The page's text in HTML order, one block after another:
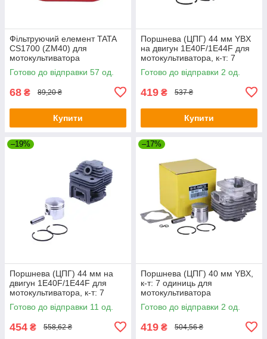
Фільтруючий елемент TATA
CS1700 (ZM40) для
мотокультиватора
Готово до відправки 57 од.
68 ₴ 89,20 ₴
Купити
Поршнева (ЦПГ) 44 мм YBX
на двигун 1Е40F/1E44F для
мотокультиватора, к-т: 7
одиниць
Готово до відправки 2 од.
419 ₴ 537 ₴
Купити
–19%
Поршнева (ЦПГ) 44 мм на
двигун 1Е40F/1E44F для
мотокультиватора, к-т: 7
одиниць
Готово до відправки 11 од.
454 ₴ 558,62 ₴
–17%
Поршнева (ЦПГ) 40 мм YBX,
к-т: 7 одиниць для
мотокультиватора
Готово до відправки 2 од.
419 ₴ 504,56 ₴